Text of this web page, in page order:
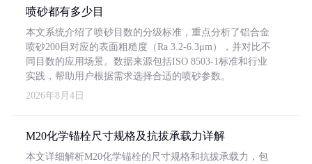
喷砂都有多少目
本文系统介绍了喷砂目数的分级标准，重点分析了铝合金
喷砂200目对应的表面粗糙度（Ra 3.2-6.3μm），并对比不
同目数的应用场景。数据来源包括ISO 8503-1标准和行业
实践，帮助用户根据需求选择合适的喷砂参数。
2026年8月4日
M20化学锚栓尺寸规格及抗拔承载力详解
本文详细解析M20化学锚栓的尺寸规格和抗拔承载力，包